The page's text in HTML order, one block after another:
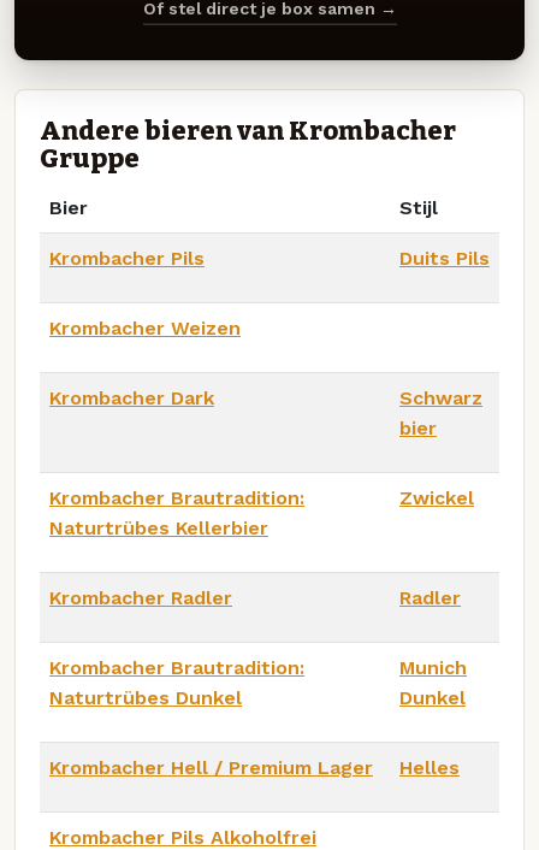
Of stel direct je box samen →
Andere bieren van Krombacher
Gruppe
Bier Stijl
Krombacher Pils Duits Pils
Krombacher Weizen
Krombacher Dark
Schwarz
bier
Krombacher Brautradition:
Naturtrübes Kellerbier
Zwickel
Krombacher Radler Radler
Krombacher Brautradition:
Naturtrübes Dunkel
Munich
Dunkel
Krombacher Hell / Premium Lager Helles
Krombacher Pils Alkoholfrei